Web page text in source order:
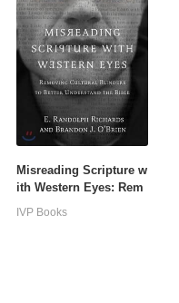
Misreading Scripture w
ith Western Eyes: Rem
oving Cultural Blinders
IVP Books